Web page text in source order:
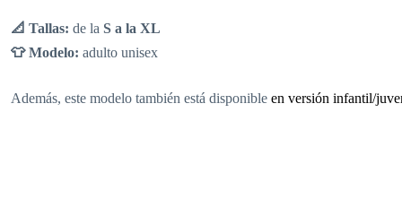
📐 Tallas: de la S a la XL
👕 Modelo: adulto unisex
Además, este modelo también está disponible en versión infantil/